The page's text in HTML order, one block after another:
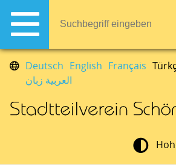
Deutsch English Français
العربية زبان